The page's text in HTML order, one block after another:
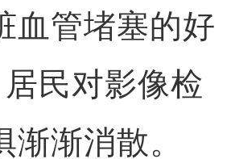
血管堵塞的好
居民对影像检
渐渐消散。